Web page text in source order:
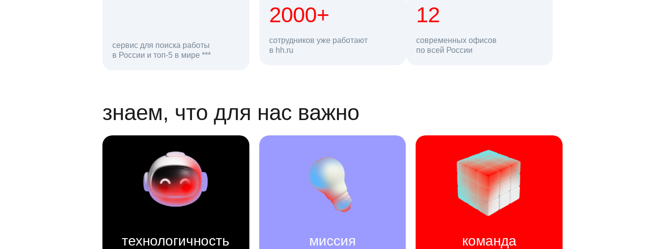
сервис для поиска работы
в России и топ-5 в мире ***
откликов на вакансии
2000+
сотрудников уже работают
в hh.ru
68 млн 12
современных офисов
по всей Россиипользователей в день
знаем, что для нас важно
технологичность миссия команда